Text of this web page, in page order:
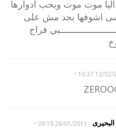
موت موت وبحب ادوارها
اشوفها بجد مش على
فراج
12/02/
-
26/01/2011 09:19
-